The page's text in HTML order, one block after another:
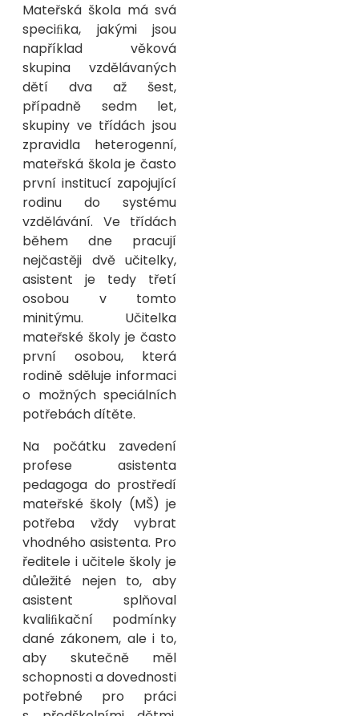
Mateřská škola má svá
speciﬁka, jakými jsou
například věková
skupina vzdělávaných
dětí dva až šest,
případně sedm let,
skupiny ve třídách jsou
zpravidla heterogenní,
mateřská škola je často
první institucí zapojující
rodinu do systému
vzdělávání. Ve třídách
během dne pracují
nejčastěji dvě učitelky,
asistent je tedy třetí
osobou v tomto
minitýmu. Učitelka
mateřské školy je často
první osobou, která
rodině sděluje informaci
o možných speciálních
potřebách dítěte.
Na počátku zavedení
profese asistenta
pedagoga do prostředí
mateřské školy (MŠ) je
potřeba vždy vybrat
vhodného asistenta. Pro
ředitele i učitele školy je
důležité nejen to, aby
asistent splňoval
kvaliﬁkační podmínky
dané zákonem, ale i to,
aby skutečně měl
schopnosti a dovednosti
potřebné pro práci